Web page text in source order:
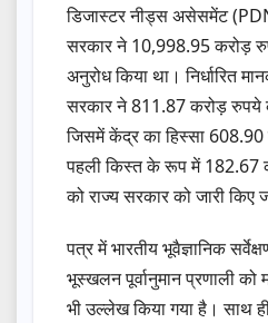
डिजास्टर नीड्स असेसमेंट
सरकार ने 10,998.95 करोड़
अनुरोध किया था। निर्धारित
सरकार ने 811.87 करोड़ रुपये
जिसमें केंद्र का हिस्सा
पहली किस्त के रूप में 182.67
को राज्य सरकार को जारी किए
पत्र में भारतीय भूवैज्ञानिक
भूस्खलन पूर्वानुमान प्रणाली
भी उल्लेख किया गया है। साथ